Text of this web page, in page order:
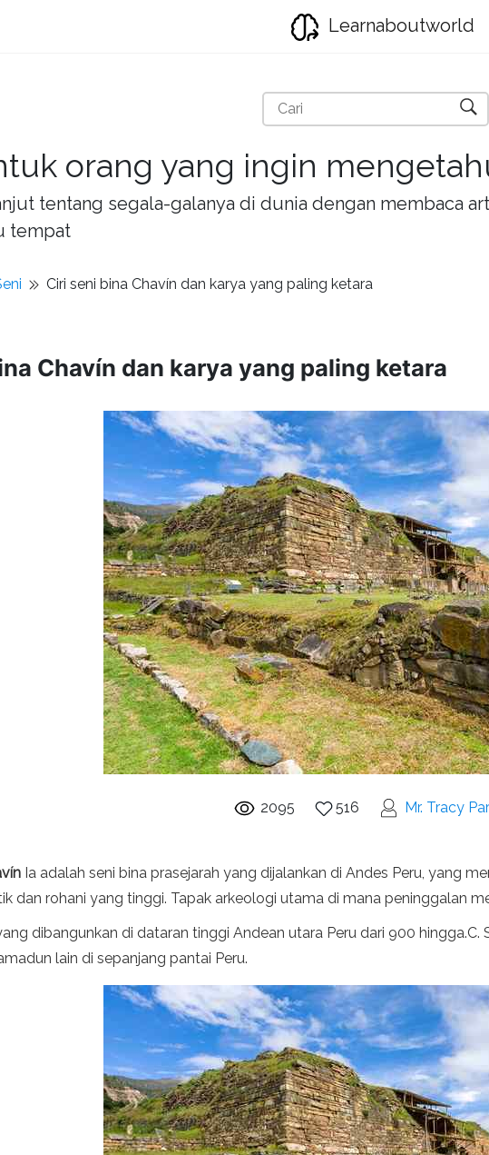
Learnaboutworld
orang yang ingin
tentang segala-galanya di dunia dengan membaca
tempat
Ciri seni bina Chavín dan karya yang paling ketara
Chavín dan karya yang paling ketara
2095 516 Mr. Tracy
Ia adalah seni bina prasejarah yang dijalankan di Andes Peru, yang
dan rohani yang tinggi. Tapak arkeologi utama di mana peninggalan
dibangunkan di dataran tinggi Andean utara Peru dari 900 hingga.C.
lain di sepanjang pantai Peru.